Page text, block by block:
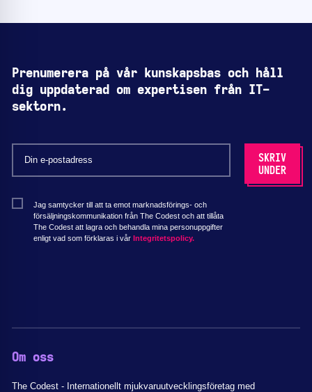
Prenumerera på vår kunskapsbas och håll
dig uppdaterad om expertisen från IT-
sektorn.
Jag samtycker till att ta emot marknadsförings- och
försäljningskommunikation från The Codest och att tillåta
The Codest att lagra och behandla mina personuppgifter
enligt vad som förklaras i vår Integritetspolicy.
Om oss
The Codest - Internationellt mjukvaruutvecklingsföretag med